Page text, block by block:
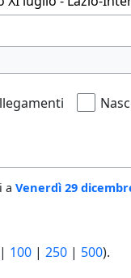
a Venerdì 29
| 100 | 250 | 500).